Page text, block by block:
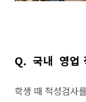
Q. 국내 영업
학생 때 적성검사